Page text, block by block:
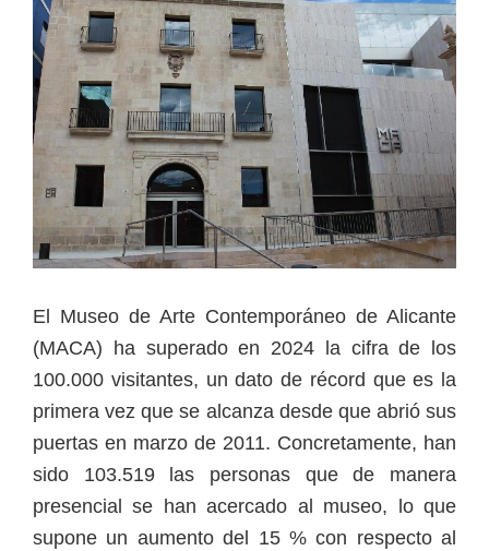
El Museo de Arte Contemporáneo de Alicante
(MACA) ha superado en 2024 la cifra de los
100.000 visitantes, un dato de récord que es la
primera vez que se alcanza desde que abrió sus
puertas en marzo de 2011. Concretamente, han
sido 103.519 las personas que de manera
presencial se han acercado al museo, lo que
supone un aumento del 15 % con respecto al